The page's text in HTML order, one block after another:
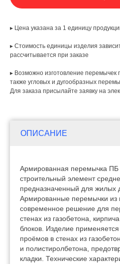
▸ Цена указана за 1 единицу
▸ Стоимость единицы изделия
рассчитывается при заказе
▸ Возможно изготовление
также угловых и дугообразных
Для заказа присылайте заявку на
Армированная перемычка
строительный элемент
предназначенный для жилых
Армированные перемычки из
современное решение для
стенах из газобетона,
блоков. Изделие
проёмов в стенах из
и полистиролбетона,
кладки. Технические